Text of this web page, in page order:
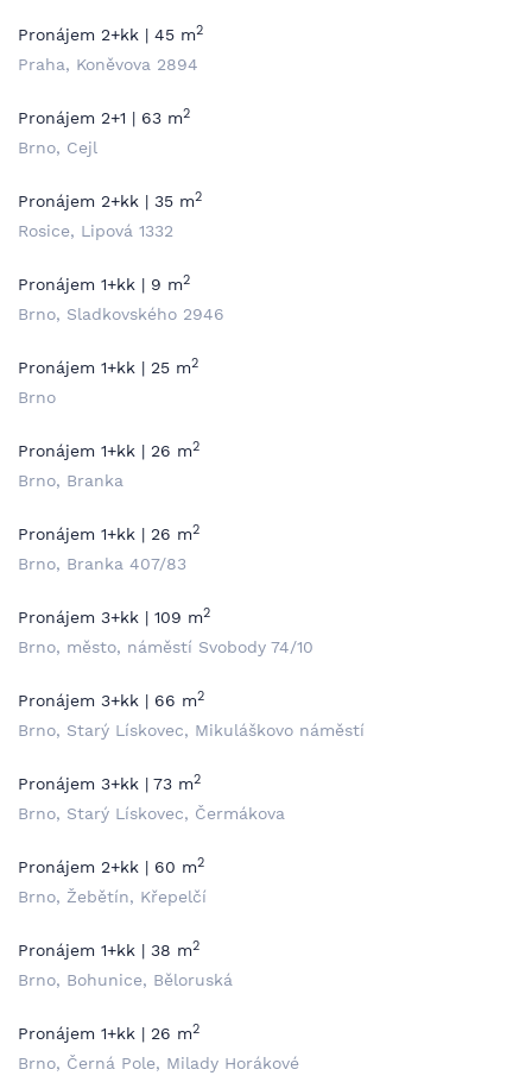
Pronájem 2+kk | 45 m2
Praha, Koněvova 2894
Pronájem 2+1 | 63 m2
Brno, Cejl
Pronájem 2+kk | 35 m2
Rosice, Lipová 1332
Pronájem 1+kk | 9 m2
Brno, Sladkovského 2946
Pronájem 1+kk | 25 m2
Brno
Pronájem 1+kk | 26 m2
Brno, Branka
Pronájem 1+kk | 26 m2
Brno, Branka 407/83
Pronájem 3+kk | 109 m2
Brno, město, náměstí Svobody 74/10
Pronájem 3+kk | 66 m2
Brno, Starý Lískovec, Mikuláškovo náměstí
Pronájem 3+kk | 73 m2
Brno, Starý Lískovec, Čermákova
Pronájem 2+kk | 60 m2
Brno, Žebětín, Křepelčí
Pronájem 1+kk | 38 m2
Brno, Bohunice, Běloruská
Pronájem 1+kk | 26 m2
Brno, Černá Pole, Milady Horákové